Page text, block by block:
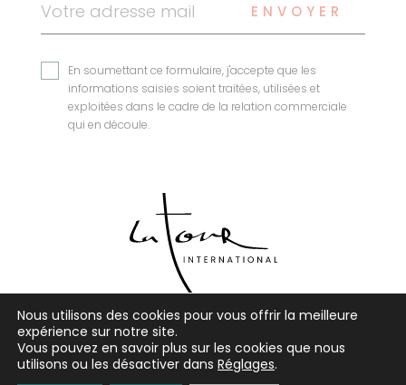
En soumettant ce formulaire, j'accepte que les
informations saisies soient traitées, utilisées et
exploitées dans le cadre de la relation commerciale
qui en découle.
ENVOYER
MENTIONS LÉGALES
POLITIQUE DE CONFIDENTIALITÉ
Nous utilisons des cookies pour vous offrir la meilleure
expérience sur notre site.
Vous pouvez en savoir plus sur les cookies que nous
utilisons ou les désactiver dans Réglages.